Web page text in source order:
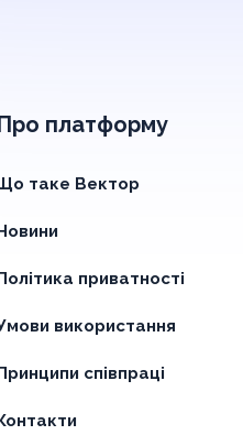
платформу
таке Вектор
приватності
використання
співпраці